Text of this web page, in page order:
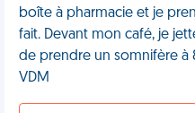
boîte à pharmacie et je
fait. Devant mon café, je
de prendre un somnifère à
VDM